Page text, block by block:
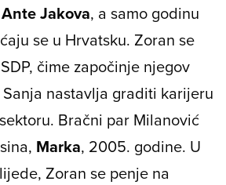
Ante Jakova, a samo godinu
se u Hrvatsku. Zoran se
čime započinje njegov
nastavlja graditi karijeru
Bračni par Milanović
Marka, 2005. godine. U
Zoran se penje na